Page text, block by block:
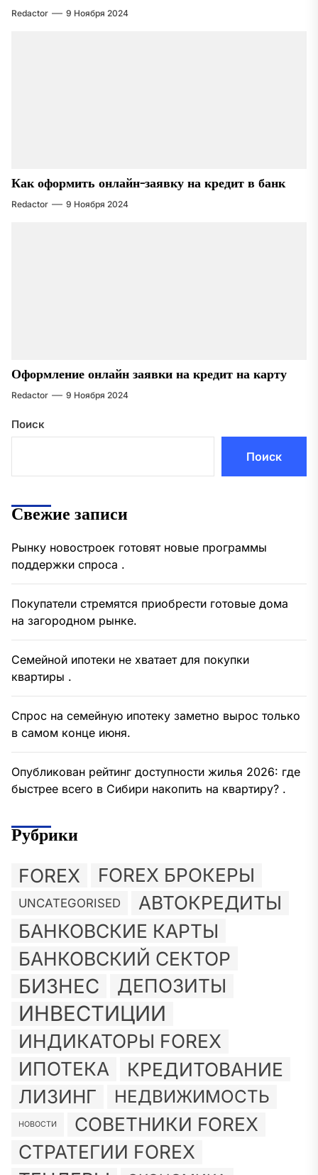
Redactor 9 Ноября 2024
Как оформить онлайн-заявку на кредит в банк
Redactor 9 Ноября 2024
Оформление онлайн заявки на кредит на карту
Redactor 9 Ноября 2024
Поиск
Поиск
Свежие записи
Рынку новостроек готовят новые программы
поддержки спроса .
Покупатели стремятся приобрести готовые дома
на загородном рынке.
Семейной ипотеки не хватает для покупки
квартиры .
Спрос на семейную ипотеку заметно вырос только
в самом конце июня.
Опубликован рейтинг доступности жилья 2026: где
быстрее всего в Сибири накопить на квартиру? .
Рубрики
FOREX FOREX БРОКЕРЫ
UNCATEGORISED АВТОКРЕДИТЫ
БАНКОВСКИЕ КАРТЫ
БАНКОВСКИЙ СЕКТОР
БИЗНЕС ДЕПОЗИТЫ
ИНВЕСТИЦИИ
ИНДИКАТОРЫ FOREX
ИПОТЕКА
КРЕДИТОВАНИЕ
ЛИЗИНГ НЕДВИЖИМОСТЬ
НОВОСТИ
СОВЕТНИКИ FOREX
СТРАТЕГИИ FOREX